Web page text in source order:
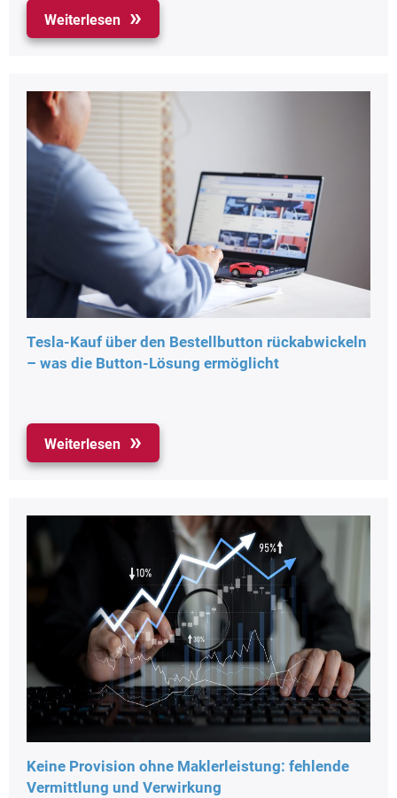
Weiterlesen
Tesla-Kauf über den Bestellbutton rückabwickeln
– was die Button-Lösung ermöglicht
Weiterlesen
Keine Provision ohne Maklerleistung: fehlende
Vermittlung und Verwirkung